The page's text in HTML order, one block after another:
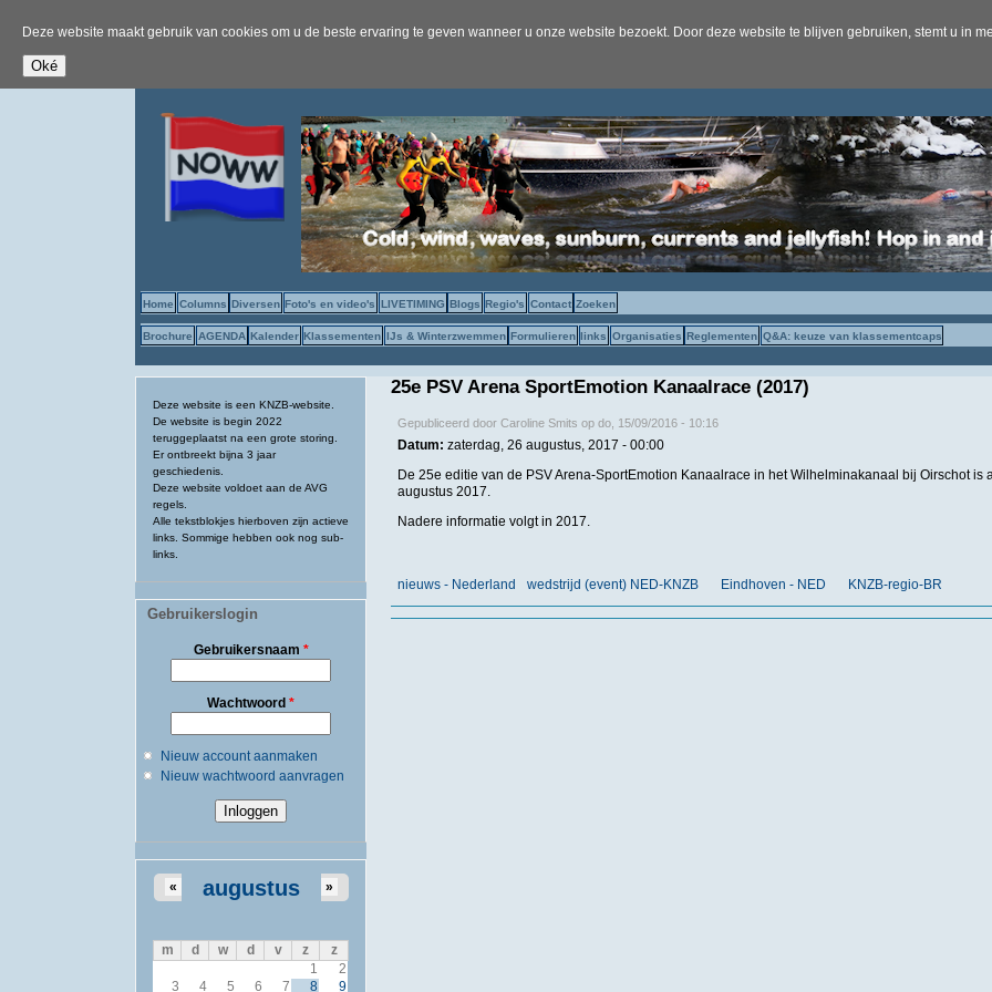
Deze website maakt gebruik van cookies om u de beste ervaring te geven wanneer u onze website bezoekt. Door deze website te blijven gebruiken, stemt u in
Home Columns Diversen Foto's en video's LIVETIMING Blogs Regio's Contact Zoeken
Brochure AGENDA Kalender Klassementen IJs & Winterzwemmen Formulieren links Organisaties Reglementen Q&A: keuze van klassementcaps
Deze website is een KNZB-website.
De website is begin 2022
teruggeplaatst na een grote storing.
Er ontbreekt bijna 3 jaar
geschiedenis.
Deze website voldoet aan de AVG
regels.
Alle tekstblokjes hierboven zijn actieve
links. Sommige hebben ook nog sub-
links.
Gebruikerslogin
Gebruikersnaam *
Wachtwoord *
Nieuw account aanmaken
Nieuw wachtwoord aanvragen
augustus
« »
m d w d v z
z
1
2
3
4 5 6 7 8
9
25e PSV Arena SportEmotion Kanaalrace (2017)
Gepubliceerd door Caroline Smits op do, 15/09/2016 - 10:16
Datum: zaterdag, 26 augustus, 2017 - 00:00
De 25e editie van de PSV Arena-SportEmotion Kanaalrace in het Wilhelminakanaal bij Oirschot is
augustus 2017.
Nadere informatie volgt in 2017.
nieuws - Nederland wedstrijd (event) NED-KNZB Eindhoven - NED KNZB-regio-BR